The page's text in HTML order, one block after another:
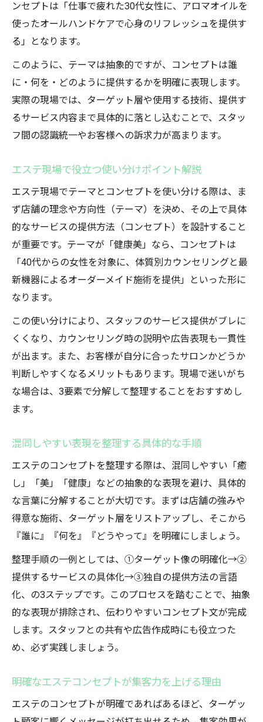
ンセプトは「仕事で疲れた30代女性に、アロマオイルを
使ったオールハンドケアで心身のリフレッシュを提供す
る」となります。
このように、テーマは抽象的ですが、コンセプトは誰
に・何を・どのように提供するかを明確に表現します。
実際の現場では、ターゲット層や使用する技術、提供す
るサービス内容まで具体的に落とし込むことで、スタッ
フ間の認識統一やお客様への訴求力が高まります。
エステ現場で役立つ使い分けポイント解説
エステ現場でテーマとコンセプトを使い分ける際は、ま
ず店舗の理念や方向性（テーマ）を決め、その上で具体
的なサービスの提供方法（コンセプト）を設計すること
が重要です。テーマが「健康美」なら、コンセプトは
「40代からの女性を対象に、体質別カウンセリングと最
新機器によるオーダーメイド施術を提供」といった形に
なります。
この使い分けにより、スタッフのサービス提供がブレに
くくなり、カウンセリング時の説明や広告表現も一貫性
が出ます。また、お客様が自分に合ったサロンかどうか
判断しやすくなるメリットもあります。現場で迷いがち
な場合は、3要素で分解して整理することをおすすめし
ます。
混同しやすい表現を整理する具体的な手順
エステのコンセプトを整理する際は、混同しやすい「癒
し」「美」「健康」などの抽象的な表現を避け、具体的
な言葉に分解することが大切です。まずは店舗の強みや
得意な施術、ターゲット層をリストアップし、そこから
『誰に』『何を』『どうやって』を明確にしましょう。
整理手順の一例としては、①ターゲット像の明確化→②
提供するサービスの具体化→③独自の提供方法の言語
化、の3ステップです。このプロセスを踏むことで、抽象
的な表現が排除され、伝わりやすいコンセプト文が完成
します。スタッフとの共有や広告作成時にも役立つた
め、必ず実践しましょう。
明確なエステコンセプトが集客力を上げる理由
エステのコンセプトが明確であればあるほど、ターゲッ